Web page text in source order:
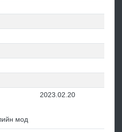
2023.02.20
мод